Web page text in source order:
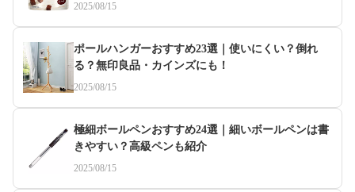
2025/08/15
ポールハンガーおすすめ23選｜使いにくい？倒れ
る？無印良品・カインズにも！
2025/08/15
極細ボールペンおすすめ24選｜細いボールペンは書
きやすい？高級ペンも紹介
2025/08/15